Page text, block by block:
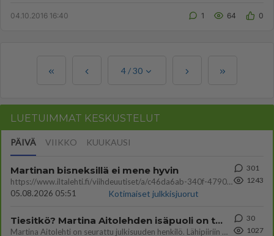
04.10.2016 16:40 1 64 0
4 /30
LUETUIMMAT KESKUSTELUT
PÄIVÄ VIIKKO KUUKAUSI
Martinan bisneksillä ei mene hyvin
https://www.iltalehti.fi/viihdeuutiset/a/c46da6ab-340f-4790-aaa7-0865eed2336 Yrityksen konkurssihakemus on tullut kärä
05.08.2026 05:51
Kotimaiset julkkisjuorut
301
1243
Tiesitkö? Martina Aitolehden isäpuoli on tämä suosittu laulaja
Martina Aitolehti on seurattu julkisuuden henkilö. Lähipiiriin mahtuu muitakin tunnettuja henkilöitä. Tiesitkö, että Ma
30
1027